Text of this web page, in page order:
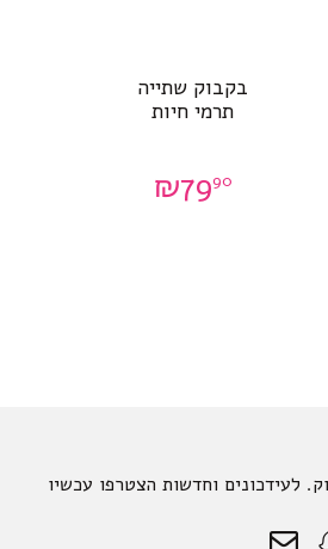
בקבוק שתייה
תרמי חיות
₪7990
לעידכונים וחדשות הצטרפו עכשיו